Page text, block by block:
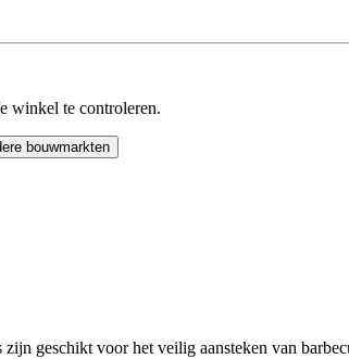
winkel te controleren.
bouwmarkten
geschikt voor het veilig aansteken van